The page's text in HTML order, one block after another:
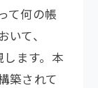
て何の帳
て、
ます。本
築されて